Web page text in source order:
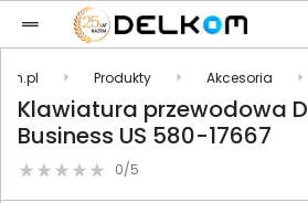
Produkty Akcesoria
Klawiatura przewodowa
Business US 580-17667
0/5